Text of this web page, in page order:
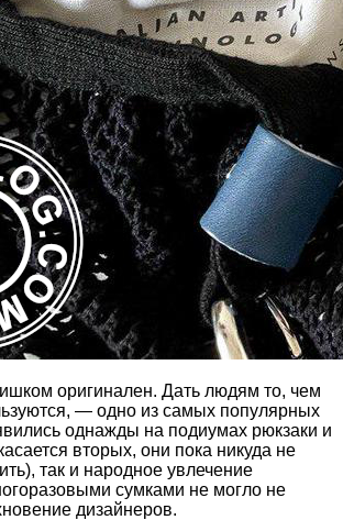
оригинален. Дать людям то, чем
— одно из самых популярных
однажды на подиумах рюкзаки и
вторых, они пока никуда не
так и народное увлечение
сумками не могло не
дизайнеров.